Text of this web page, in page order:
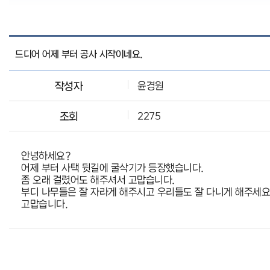
드디어 어제 부터 공사 시작이네요.
작성자 윤경원
조회 2275
안녕하세요?
어제 부터 사택 뒷길에 굴삭기가 등장했습니다.
좀 오래 걸렸어도 해주셔서 고맙습니다.
부디 나무들은 잘 자라게 해주시고 우리들도 잘 다니게 해주세
고맙습니다.